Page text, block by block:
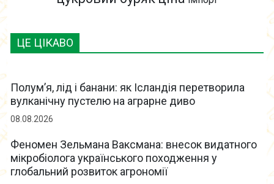
ЦЕ ЦІКАВО
Полум’я, лід і банани: як Ісландія перетворила
вулканічну пустелю на аграрне диво
08.08.2026
Феномен Зельмана Ваксмана: внесок видатного
мікробіолога українського походження у
глобальний розвиток агрономії